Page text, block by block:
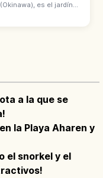
es el jardín
villa real de
a la que se
la Playa Aharen y
el snorkel y el